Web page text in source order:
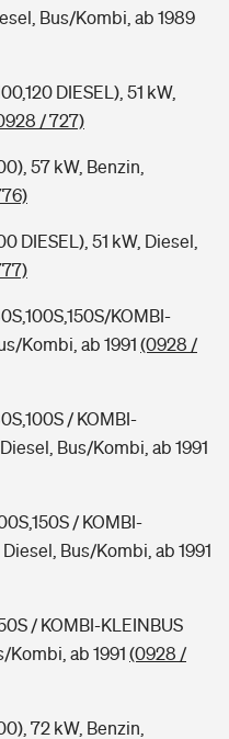
Bus/Kombi, ab 1989
DIESEL), 51 kW,
/ 727)
57 kW, Benzin,
DIESEL), 51 kW, Diesel,
KOMBI-
Kombi, ab 1991 (0928 /
/ KOMBI-
Bus/Kombi, ab 1991
/ KOMBI-
Bus/Kombi, ab 1991
/ KOMBI-KLEINBUS
Kombi, ab 1991 (0928 /
72 kW, Benzin,